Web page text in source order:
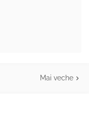
Mai veche